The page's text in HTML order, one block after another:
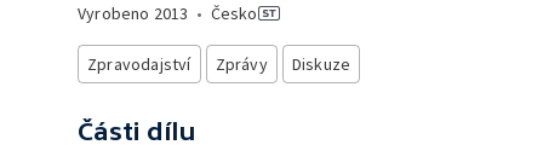
Vyrobeno 2013 • Česko
Zpravodajství Zprávy Diskuze
Části dílu